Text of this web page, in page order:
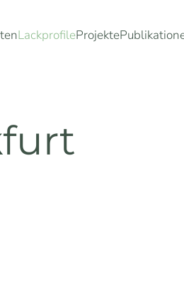
LackprofileProjekte